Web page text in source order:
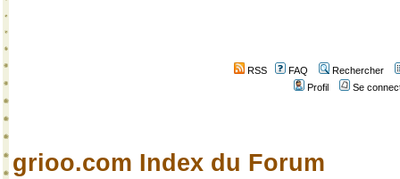
RSS FAQ
Rechercher
Profil
Se
grioo.com Index du Forum